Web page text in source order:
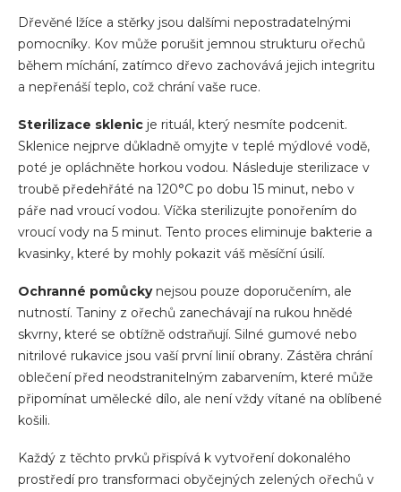
Dřevěné lžíce a stěrky jsou dalšími nepostradatelnými
pomocníky. Kov může porušit jemnou strukturu ořechů
během míchání, zatímco dřevo zachovává jejich integritu
a nepřenáší teplo, což chrání vaše ruce.
Sterilizace sklenic je rituál, který nesmíte podcenit.
Sklenice nejprve důkladně omyjte v teplé mýdlové vodě,
poté je opláchněte horkou vodou. Následuje sterilizace v
troubě předehřáté na 120°C po dobu 15 minut, nebo v
páře nad vroucí vodou. Víčka sterilizujte ponořením do
vroucí vody na 5 minut. Tento proces eliminuje bakterie a
kvasinky, které by mohly pokazit váš měsíční úsilí.
Ochranné pomůckynejsou pouze doporučením, ale
nutností. Taniny z ořechů zanechávají na rukou hnědé
skvrny, které se obtížně odstraňují. Silné gumové nebo
nitrilové rukavice jsou vaší první linií obrany. Zástěra chrání
oblečení před neodstranitelným zabarvením, které může
připomínat umělecké dílo, ale není vždy vítané na oblíbené
košili.
Každý z těchto prvků přispívá k vytvoření dokonalého
prostředí pro transformaci obyčejných zelených ořechů v